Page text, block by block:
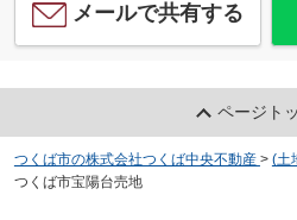
メールで共有する
ページト
つくば市の株式会社つくば中央不動産 > (土
つくば市宝陽台売地